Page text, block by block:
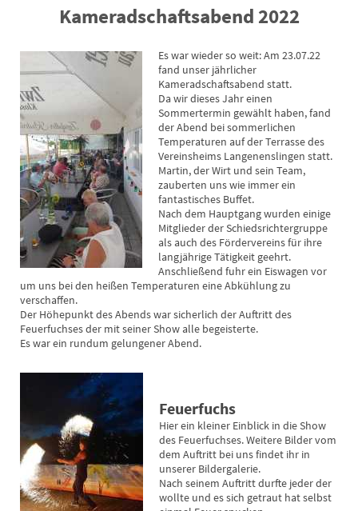
Kameradschaftsabend 2022
Es war wieder so weit: Am 23.07.22
fand unser jährlicher
Kameradschaftsabend statt.
Da wir dieses Jahr einen
Sommertermin gewählt haben, fand
der Abend bei sommerlichen
Temperaturen auf der Terrasse des
Vereinsheims Langenenslingen statt.
Martin, der Wirt und sein Team,
zauberten uns wie immer ein
fantastisches Buffet.
Nach dem Hauptgang wurden einige
Mitglieder der Schiedsrichtergruppe
als auch des Fördervereins für ihre
langjährige Tätigkeit geehrt.
Anschließend fuhr ein Eiswagen vor
um uns bei den heißen Temperaturen eine Abkühlung zu
verschaffen.
Der Höhepunkt des Abends war sicherlich der Auftritt des
Feuerfuchses der mit seiner Show alle begeisterte.
Es war ein rundum gelungener Abend.
Feuerfuchs
Hier ein kleiner Einblick in die Show
des Feuerfuchses. Weitere Bilder vom
dem Auftritt bei uns findet ihr in
unserer Bildergalerie.
Nach seinem Auftritt durfte jeder der
wollte und es sich getraut hat selbst